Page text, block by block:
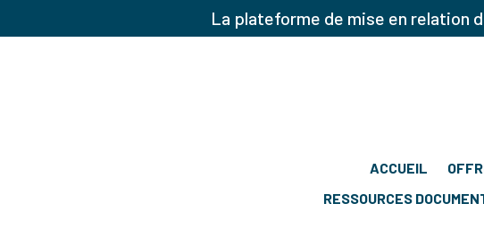
La plateforme de mise en relation
ACCUEIL
RESSOURCES